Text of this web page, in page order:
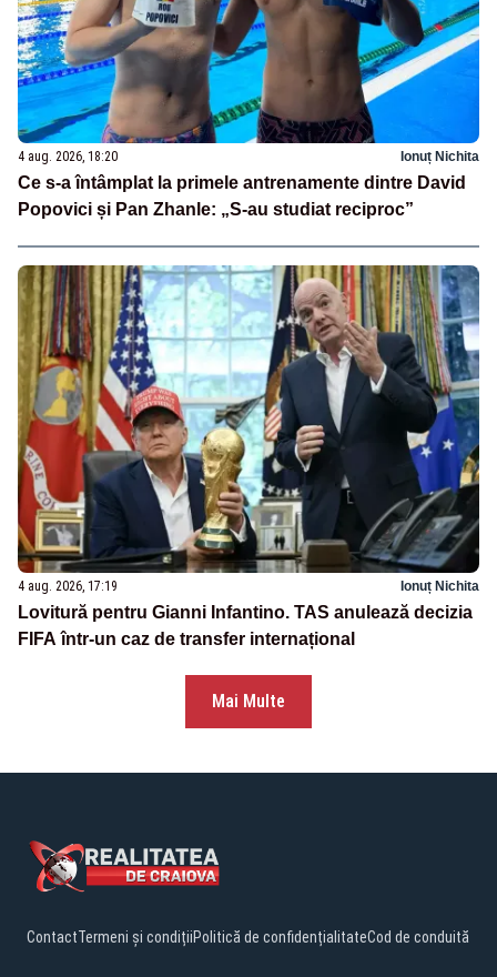
4 aug. 2026, 18:20 Ionuț Nichita
Ce s-a întâmplat la primele antrenamente dintre David
Popovici și Pan Zhanle: „S-au studiat reciproc”
4 aug. 2026, 17:19 Ionuț Nichita
Lovitură pentru Gianni Infantino. TAS anulează decizia
FIFA într-un caz de transfer internațional
Mai Multe
ContactTermeni și condițiiPolitică de confidențialitateCod de conduită